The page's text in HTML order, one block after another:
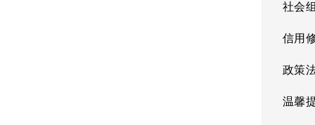
社会
信用
政策
温馨